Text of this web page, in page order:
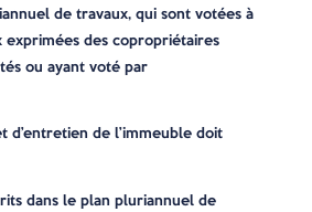
de travaux, qui sont votées à
exprimées des copropriétaires
ou ayant voté par
d’entretien de l’immeuble doit
dans le plan pluriannuel de